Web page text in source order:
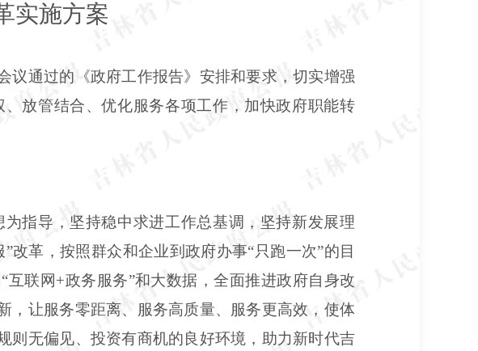
实施方案
议通过的《政府工作报告》安排和要求，切实增强
放管结合、优化服务各项工作，加快政府职能转
指导，坚持稳中求进工作总基调，坚持新发展理
革，按照群众和企业到政府办事“只跑一次”的目
联网+政务服务”和大数据，全面推进政府自身改
，让服务零距离、服务高质量、服务更高效，使体
则无偏见、投资有商机的良好环境，助力新时代吉